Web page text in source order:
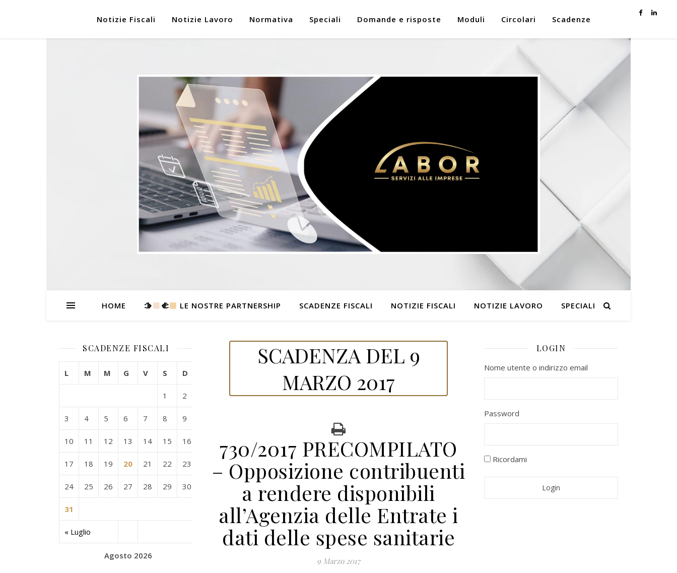
Notizie Fiscali Notizie Lavoro Normativa Speciali Domande e risposte Moduli Circolari Scadenze
HOME 🫱 ‍🫲 LE NOSTRE PARTNERSHIP SCADENZE FISCALI NOTIZIE FISCALI NOTIZIE LAVORO SPECIALI
SCADENZE FISCALI
Agosto 2026
L M M G V S D
« Luglio
1 2
3 4 5 6 7 8 9
10 11 12 13 14 15 16
17 18 19 20 21 22 23
24 25 26 27 28 29 30
31
SCADENZA DEL 9
MARZO 2017
730/2017 PRECOMPILATO
– Opposizione contribuenti
a rendere disponibili
all’Agenzia delle Entrate i
dati delle spese sanitarie
9 Marzo 2017
LOGIN
Nome utente o indirizzo email
Password
Ricordami